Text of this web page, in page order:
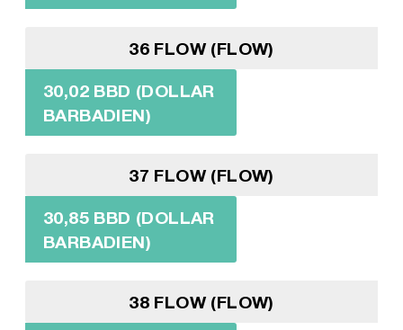
36 FLOW (FLOW)
30,02 BBD (DOLLAR
BARBADIEN)
37 FLOW (FLOW)
30,85 BBD (DOLLAR
BARBADIEN)
38 FLOW (FLOW)